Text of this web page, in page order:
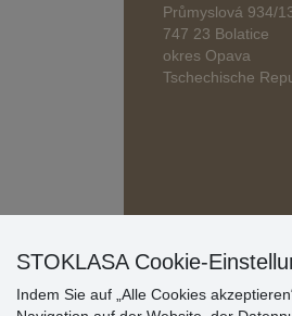
Průmyslová 934/
747 23 Bolatice
okres Opava
Tschechische
STOKLASA Cookie-
Indem Sie auf „Alle Cookies